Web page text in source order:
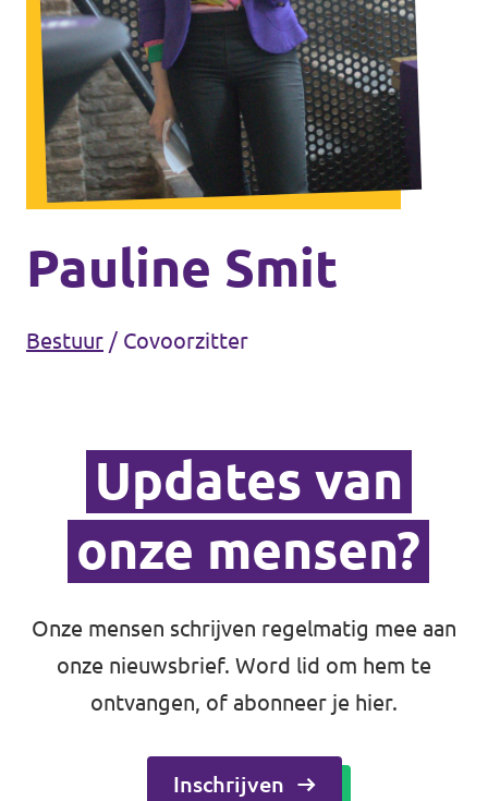
Agenda
Steun Volt Zeeland!
Documenten Volt Zeeland
Pauline Smit
Bestuur / Covoorzitter
Updates van
onze mensen?
Onze mensen schrijven regelmatig mee aan
onze nieuwsbrief. Word lid om hem te
ontvangen, of abonneer je hier.
Inschrijven